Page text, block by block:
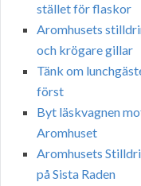
stället för flaskor
Aromhusets
och krögare gillar
Tänk om
först
Byt läskvagnen
Aromhuset
Aromhusets
på Sista Raden